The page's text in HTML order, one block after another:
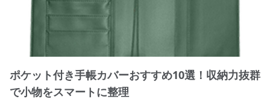
ポケット付き手帳カバーおすすめ10選！収納力抜群
で小物をスマートに整理